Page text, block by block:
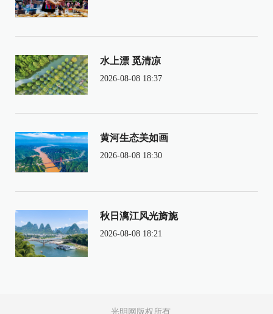
水上漂 觅清凉
2026-08-08 18:37
黄河生态美如画
2026-08-08 18:30
秋日漓江风光旖旎
2026-08-08 18:21
光明网版权所有